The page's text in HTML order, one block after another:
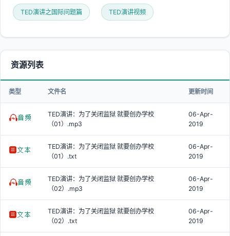
TED演讲之国际问题篇 TED演讲视频
资源列表
类型 文件名 更新时间
TED演讲：为了关闭监狱 就要创办学校
（01）.mp3
06-Apr-
2019
TED演讲：为了关闭监狱 就要创办学校
（01）.txt
06-Apr-
2019
TED演讲：为了关闭监狱 就要创办学校
（02）.mp3
06-Apr-
2019
TED演讲：为了关闭监狱 就要创办学校
（02）.txt
06-Apr-
2019